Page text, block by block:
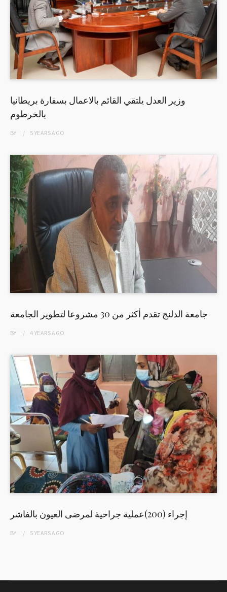
وزير العدل يلتقي القائم بالاعمال بسفارة بريطانيا
بالخرطوم
BY 5 YEARSAGO
جامعة الدلنج تقدم أكثر من 30 مشروعا لتطوير الجامعة
BY 4 YEARSAGO
إجراء (200)عملية جراحية لمرضى العيون بالفاشر
BY 5 YEARSAGO